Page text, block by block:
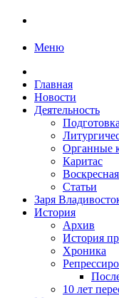
Меню
Главная
Новости
Деятельность
Органные
Каритас
Статьи
Заря
История
Архив
История
Хроника
10 лет